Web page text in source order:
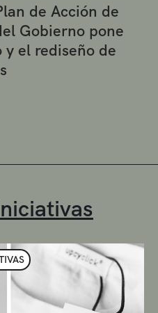
de Acción de
Gobierno pone
y el rediseño de